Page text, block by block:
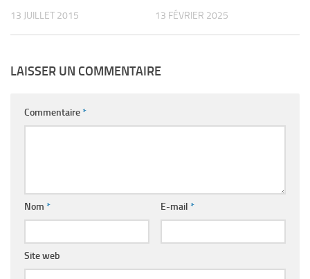
13 JUILLET 2015 13 FÉVRIER 2025
LAISSER UN COMMENTAIRE
Commentaire*
Nom * E-mail *
Site web